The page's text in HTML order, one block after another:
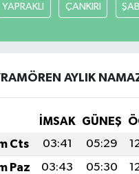
YAPRAKLI ÇANKIRI
AYLIK
İMSAK GÜNEŞ
Cts
03:41 05:29
Paz
03:43 05:30